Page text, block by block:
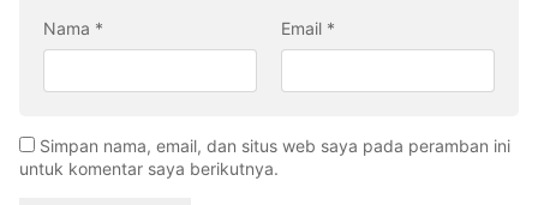
Nama * Email *
Simpan nama, email, dan situs web saya pada peramban ini
untuk komentar saya berikutnya.